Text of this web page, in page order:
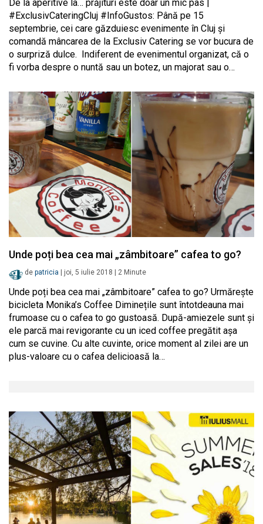
De la aperitive la… prăjituri este doar un mic pas |
#ExclusivCateringCluj #InfoGustos: Până pe 15
septembrie, cei care găzduiesc evenimente în Cluj și
comandă mâncarea de la Exclusiv Catering se vor bucura de
o surpriză dulce. Indiferent de evenimentul organizat, că o
fi vorba despre o nuntă sau un botez, un majorat sau o…
Unde poți bea cea mai „zâmbitoare” cafea to go?
de patricia joi, 5 iulie 2018 2 Minute
Unde poți bea cea mai „zâmbitoare” cafea to go? Urmărește
bicicleta Monika’s Coffee Diminețile sunt întotdeauna mai
frumoase cu o cafea to go gustoasă. După-amiezele sunt și
ele parcă mai revigorante cu un iced coffee pregătit așa
cum se cuvine. Cu alte cuvinte, orice moment al zilei are un
plus-valoare cu o cafea delicioasă la…